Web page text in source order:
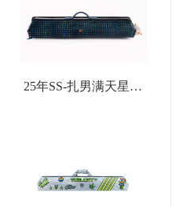
25年SS-扎男满天星限